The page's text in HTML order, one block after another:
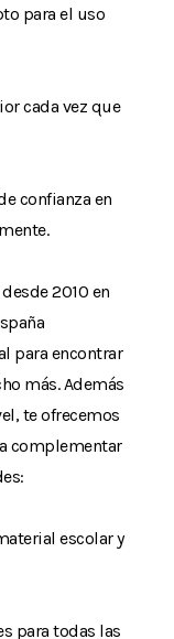
para el uso
cada vez que
confianza en
2010 en
para encontrar
más. Además
te ofrecemos
complementar
escolar y
para todas las